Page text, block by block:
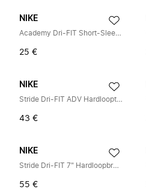
NIKE
Academy Dri-FIT Short-Sleeve Voetbalshirt
25 €
NIKE
Stride Dri-FIT ADV Hardlooptanktop
43 €
NIKE
Stride Dri-FIT 7" Hardloopbroek met Binnenbroek
55 €